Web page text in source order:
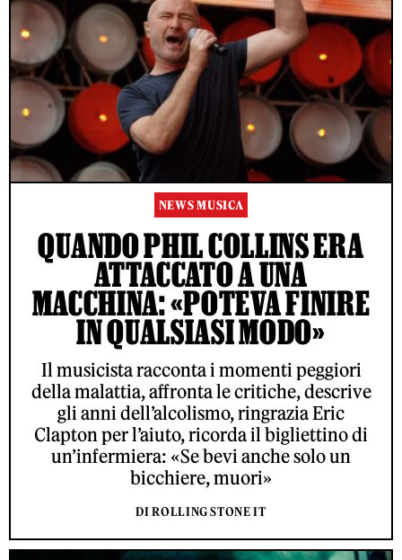
NEWS MUSICA
QUANDO PHIL COLLINS ERA
ATTACCATO A UNA
MACCHINA: «POTEVA FINIRE
IN QUALSIASI MODO»
Il musicista racconta i momenti peggiori
della malattia, affronta le critiche, descrive
gli anni dell’alcolismo, ringrazia Eric
Clapton per l’aiuto, ricorda il bigliettino di
un’infermiera: «Se bevi anche solo un
bicchiere, muori»
DI ROLLING STONE IT